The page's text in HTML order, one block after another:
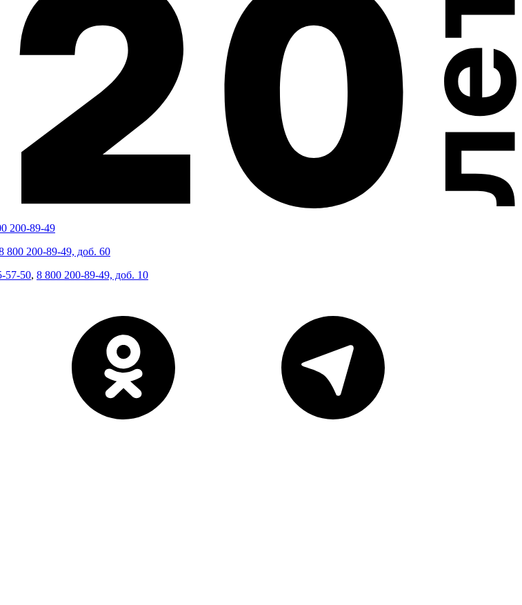
200-89-49
800 200-89-49, доб. 60
57-50, 8 800 200-89-49, доб. 10